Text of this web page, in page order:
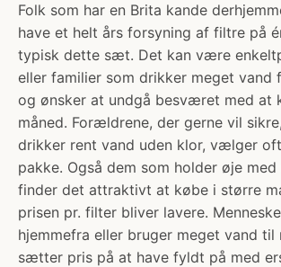
Folk som har en Brita kande
have et helt års forsyning af filtre på
typisk dette sæt. Det kan være
eller familier som drikker meget vand
og ønsker at undgå besværet med at
måned. Forældrene, der gerne vil
drikker rent vand uden klor, vælger
pakke. Også dem som holder øje
finder det attraktivt at købe i større
prisen pr. filter bliver lavere.
hjemmefra eller bruger meget vand til
sætter pris på at have fyldt på med